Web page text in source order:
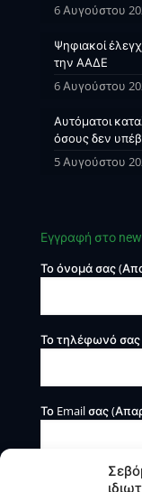
6 Αυγούστου
Ψηφιακοί
την ΑΑΔΕ
6 Αυγούστου
Αυτόματοι
όσους δεν
5 Αυγούστου
Εγγραφή στο
Το όνομά σας
Το τηλέφωνό σας
Το Email σας